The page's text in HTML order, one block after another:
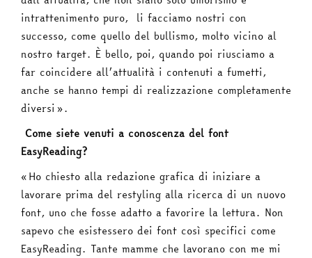
intrattenimento puro, li facciamo nostri con
successo, come quello del bullismo, molto vicino al
nostro target. È bello, poi, quando poi riusciamo a
far coincidere all’attualità i contenuti a fumetti,
anche se hanno tempi di realizzazione completamente
diversi».
Come siete venuti a conoscenza del font
EasyReading?
«Ho chiesto alla redazione grafica di iniziare a
lavorare prima del restyling alla ricerca di un nuovo
font, uno che fosse adatto a favorire la lettura. Non
sapevo che esistessero dei font così specifici come
EasyReading. Tante mamme che lavorano con me mi